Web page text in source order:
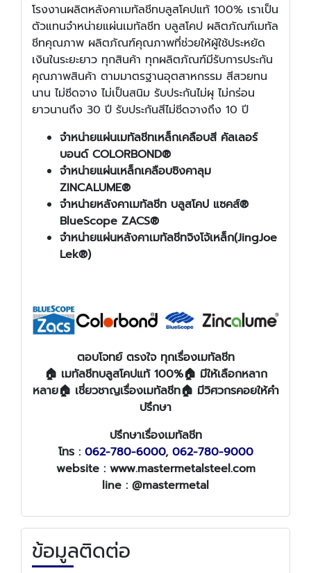
โรงงานผลิตหลังคาเมทัลชีทบลูสโคปแท้ 100% เราเป็น
ตัวแทนจำหน่ายแผ่นเมทัลชีท บลูสโคป ผลิตภัณฑ์เมทัล
ชีทคุณภาพ ผลิตภัณฑ์คุณภาพที่ช่วยให้ผู้ใช้ประหยัด
เงินในระยะยาว ทุกสินค้า ทุกผลิตภัณฑ์มีรับการประกัน
คุณภาพสินค้า ตามมาตรฐานอุตสาหกรรม สีสวยทน
นาน ไม่ซีดจาง ไม่เป็นสนิม รับประกันไม่ผุ ไม่กร่อน
ยาวนานถึง 30 ปี รับประกันสีไม่ซีดจางถึง 10 ปี
จำหน่ายแผ่นเมทัลชีทเหล็กเคลือบสี คัลเลอร์
บอนด์ COLORBOND®
จำหน่ายแผ่นเหล็กเคลือบซิงคาลุม
ZINCALUME®
จำหน่ายหลังคาเมทัลชีท บลูสโคป แซคส์®
BlueScope ZACS®
จำหน่ายแผ่นหลังคาเมทัลชีทจิงโจ้เหล็ก(JingJoe
Lek®)
ตอบโจทย์ ตรงใจ ทุกเรื่องเมทัลชีท
🏠 เมทัลชีทบลูสโคปแท้ 100%🏠 มีให้เลือกหลาก
หลาย🏠 เชี่ยวชาญเรื่องเมทัลชีท🏠 มีวิศวกรคอยให้คำ
ปรึกษา
ปรึกษาเรื่องเมทัลชีท
โทร : 062-780-6000, 062-780-9000
website : www.mastermetalsteel.com
line : @mastermetal
ข้อมูลติดต่อ